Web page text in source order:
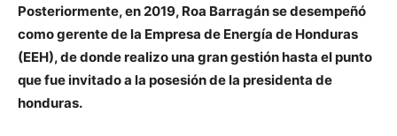
Posteriormente, en 2019, Roa Barragán se desempeñó
como gerente de la Empresa de Energía de Honduras
(EEH), de donde realizo una gran gestión hasta el punto
que fue invitado a la posesión de la presidenta de
honduras.